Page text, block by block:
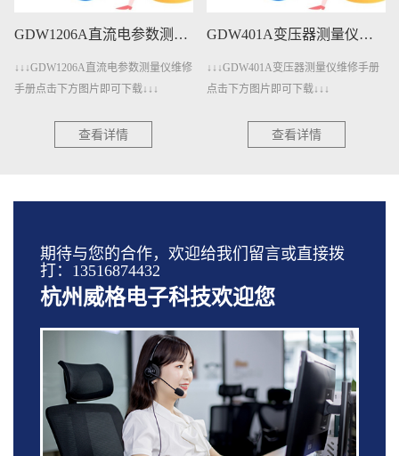
GDW1206A直流电参数测量仪维修手册下载
↓↓↓GDW1206A直流电参数测量仪维修
手册点击下方图片即可下载↓↓↓
查看详情
GDW401A变压器测量仪维修手册下载
↓↓↓GDW401A变压器测量仪维修手册
点击下方图片即可下载↓↓↓
查看详情
期待与您的合作，欢迎给我们留言或直接拨
打：13516874432
杭州威格电子科技欢迎您